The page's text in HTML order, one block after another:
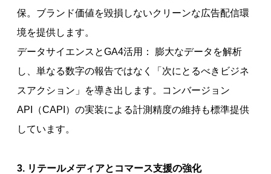
保。ブランド価値を毀損しないクリーンな広告配信環
境を提供します。
データサイエンスとGA4活用： 膨大なデータを解析
し、単なる数字の報告ではなく「次にとるべきビジネ
スアクション」を導き出します。コンバージョン
API（CAPI）の実装による計測精度の維持も標準提供
しています。
3. リテールメディアとコマース支援の強化